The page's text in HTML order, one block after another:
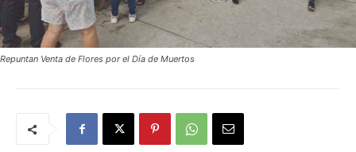
Repuntan Venta de Flores por el Día de Muertos